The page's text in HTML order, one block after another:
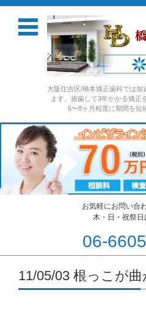
大阪住吉区/橋本矯正歯科では加
ます。抜歯して3年かかる矯正
6〜8ヶ月程度に期間を短
お気軽にお問い合
木・日・祝祭
06-
コンテンツに移動
11/05/03 根っこが